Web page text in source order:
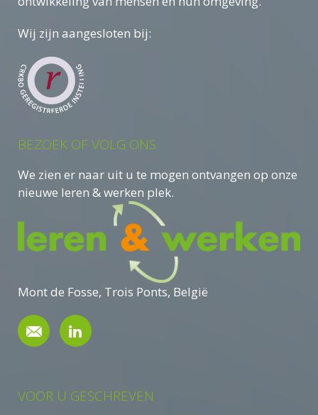
Wij zijn aangesloten bij:
BEZOEK OF VOLG ONS
We zien er naar uit u te mogen ontvangen op onze
nieuwe leren & werken plek.
Mont de Fosse, Trois Ponts, België
VOOR U GESCHREVEN